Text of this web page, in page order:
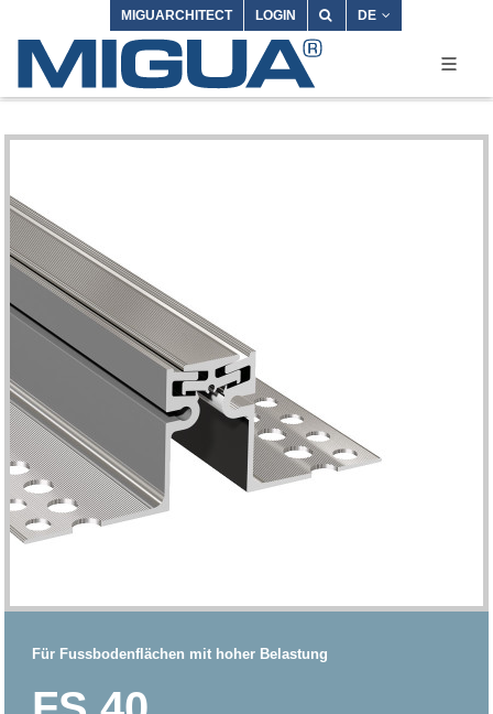
MIGUARCHITECT LOGIN DE
Für Fussbodenflächen mit hoher Belastung